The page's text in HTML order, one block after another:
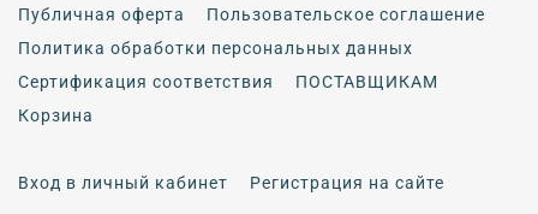
Публичная оферта
Пользовательское соглашение
Политика обработки персональных данных
Сертификация соответствия
ПОСТАВЩИКАМ
Корзина
Вход в личный кабинет Регистрация на сайте